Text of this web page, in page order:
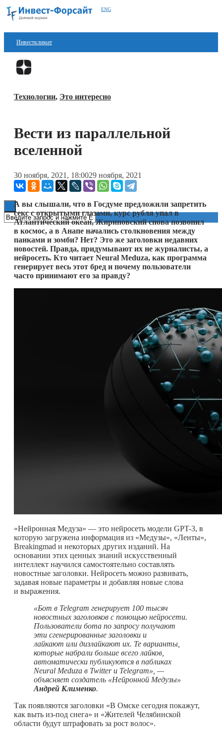
ENG
Инвестклимат
Финансы
Блокчейн
Книги
Технологии, Это интересно
Вести из параллельной
вселенной
30 ноября, 2021, 18:0029 ноября, 2021
А вы слышали, что в Госдуме предложили запретить
секс с открытыми глазами, курс рубля упал в
Атлантический океан, Жириновский снова позвонил
в космос, а в Анапе начались столкновения между
панками и зомби? Нет? Это же заголовки недавних
новостей. Правда, придумывают их не журналисты, а
нейросеть. Кто читает Neural Meduza, как программа
генерирует весь этот бред и почему пользователи
часто принимают его за правду?
«Нейронная Медуза» — это нейросеть модели GPT-3, в
которую загружена информация из «Медузы», «Ленты»,
Breakingmad и некоторых других изданий. На
основании этих ценных знаний искусственный
интеллект научился самостоятельно составлять
новостные заголовки. Нейросеть можно развивать,
задавая новые параметры и добавляя новые слова
и выражения.
«Бот в Telegram генерирует 100 тысяч
новостных заголовков с помощью нейросети.
Пользователи бота по запросу получают
эти сгенерированные заголовки и
лайкают или дизлайкают их. Те варианты,
которые набрали больше всего лайков,
автоматически публикуются в пабликах
Neural Meduza в Twitter и Telegram», —
объясняет создатель «Нейронной Медузы»
Андрей Клименко.
Так появляются заголовки «В Омске сегодня покажут,
как выть из-под снега» и «Жителей Челябинской
области будут штрафовать за рост волос».